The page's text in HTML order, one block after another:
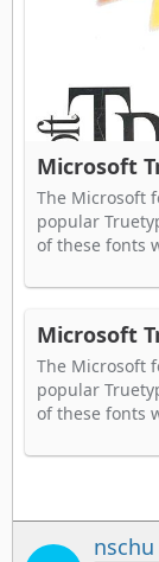
Microsoft
The Microsoft
popular
of these fonts
Microsoft
The Microsoft
popular
of these fonts
nschu